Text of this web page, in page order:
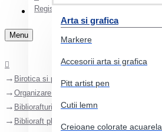
Arta si grafica
Markere
Accesorii arta si grafica
Pitt artist pen
Cutii lemn
Creioane colorate acuarela
Register
Menu
Birotica si papetarie
Organizare si arhivare
Bibliorafturi
Biblioraft plastifiat 5cm 180grade rosu leitz